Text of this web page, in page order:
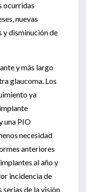
ocurridas
nuevas
y disminución de
y más largo
glaucoma. Los
ya
una PIO
necesidad
anteriores
al año y
incidencia de
de la visión